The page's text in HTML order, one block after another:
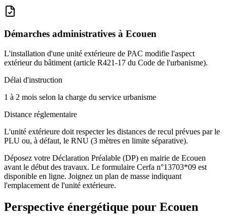
Démarches administratives à Ecouen
L'installation d'une unité extérieure de PAC modifie l'aspect
extérieur du bâtiment (article R421-17 du Code de l'urbanisme).
Délai d'instruction
1 à 2 mois selon la charge du service urbanisme
Distance réglementaire
L'unité extérieure doit respecter les distances de recul prévues par le
PLU ou, à défaut, le RNU (3 mètres en limite séparative).
Déposez votre Déclaration Préalable (DP) en mairie de Ecouen
avant le début des travaux. Le formulaire Cerfa n°13703*09 est
disponible en ligne. Joignez un plan de masse indiquant
l'emplacement de l'unité extérieure.
Perspective énergétique pour Ecouen